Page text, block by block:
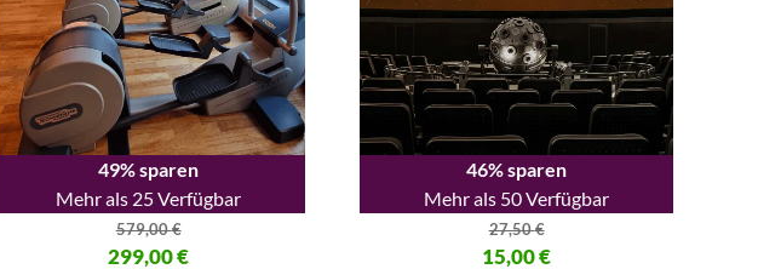
49% sparen
Mehr als 25 Verfügbar
579,00€
Ursprünglicher Preis war: 579,00 €
299,00€
46% sparen
Mehr als 50 Verfügbar
27,50€
Ursprünglicher Preis war: 27,50 €
15,00€